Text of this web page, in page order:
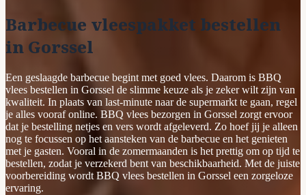
Barbecue vleespakket bestellen
in Gorssel
Een geslaagde barbecue begint met goed vlees. Daarom is BBQ
vlees bestellen in Gorssel de slimme keuze als je zeker wilt zijn van
kwaliteit. In plaats van last-minute naar de supermarkt te gaan, regel
je alles vooraf online. BBQ vlees bezorgen in Gorssel zorgt ervoor
dat je bestelling netjes en vers wordt afgeleverd. Zo hoef jij je alleen
nog te focussen op het aansteken van de barbecue en het genieten
met je gasten. Vooral in de zomermaanden is het prettig om op tijd te
bestellen, zodat je verzekerd bent van beschikbaarheid. Met de juiste
voorbereiding wordt BBQ vlees bestellen in Gorssel een zorgeloze
ervaring.